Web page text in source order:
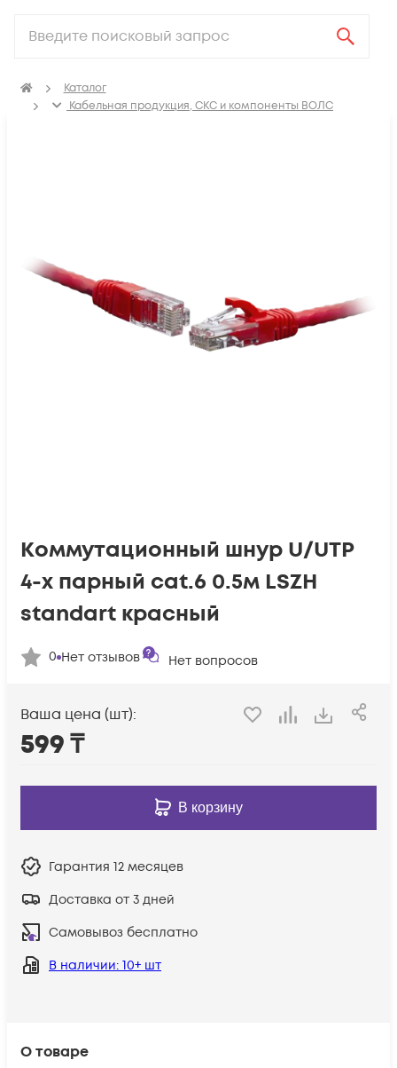
Каталог
Кабельная продукция, СКС и компоненты ВОЛС
О товаре
Коммутационный шнур U/UTP
4-х парный cat.6 0.5м LSZH
standart красный
0 Нет отзывов Нет вопросов
Ваша цена (шт):
599₸
В корзину
Гарантия 12 месяцев
Доставка от 3 дней
Самовывоз бесплатно
В наличии: 10+ шт